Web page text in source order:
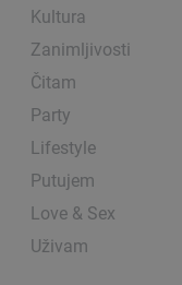
Kultura
Zanimljivosti
Čitam
Party
Lifestyle
Putujem
Love & Sex
Uživam